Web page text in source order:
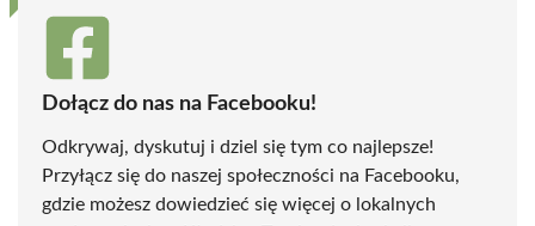
Dołącz do nas na Facebooku!
Odkrywaj, dyskutuj i dziel się tym co najlepsze!
Przyłącz się do naszej społeczności na Facebooku,
gdzie możesz dowiedzieć się więcej o lokalnych